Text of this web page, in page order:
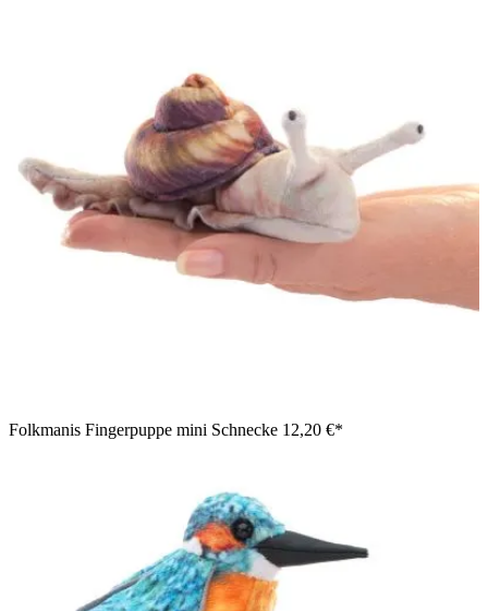
Folkmanis Fingerpuppe mini Schnecke 12,20 €*